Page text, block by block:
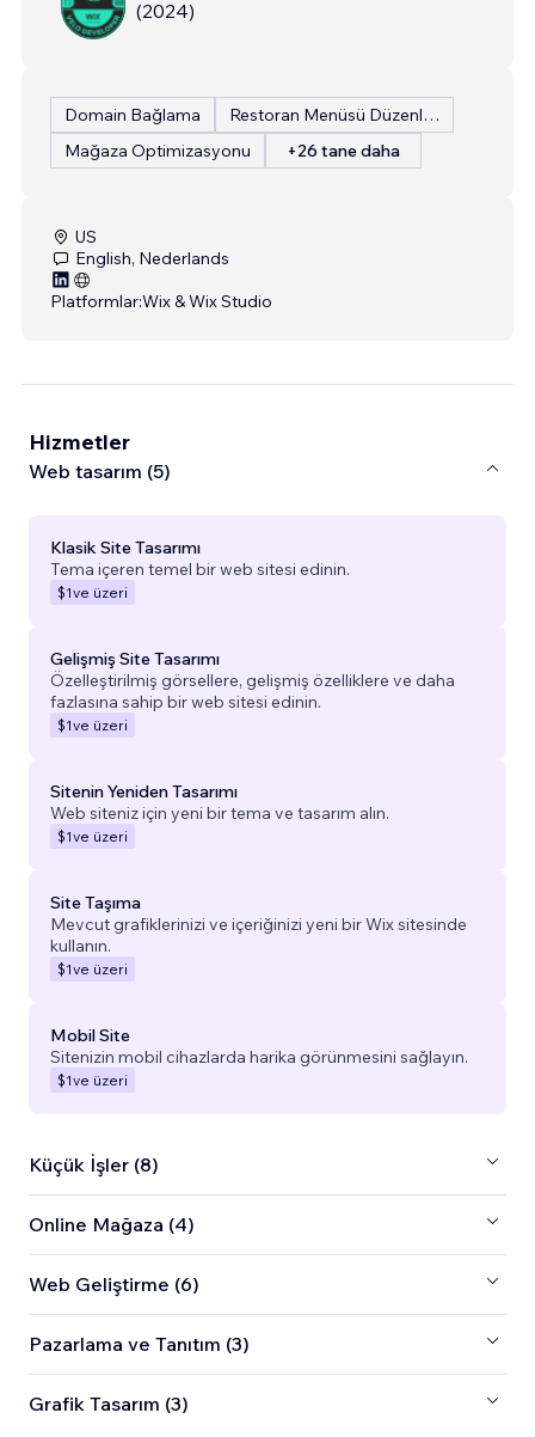
(2024)
Domain Bağlama
Restoran Menüsü Düzenleme
Mağaza Optimizasyonu
+26 tane daha
US
English, Nederlands
Platformlar:Wix & Wix Studio
Hizmetler
Web tasarım (5)
Klasik Site Tasarımı
Tema içeren temel bir web sitesi edinin.
$1ve üzeri
Gelişmiş Site Tasarımı
Özelleştirilmiş görsellere, gelişmiş özelliklere ve daha
fazlasına sahip bir web sitesi edinin.
$1ve üzeri
Sitenin Yeniden Tasarımı
Web siteniz için yeni bir tema ve tasarım alın.
$1ve üzeri
Site Taşıma
Mevcut grafiklerinizi ve içeriğinizi yeni bir Wix sitesinde
kullanın.
$1ve üzeri
Mobil Site
Sitenizin mobil cihazlarda harika görünmesini sağlayın.
$1ve üzeri
Küçük İşler (8)
Online Mağaza (4)
Web Geliştirme (6)
Pazarlama ve Tanıtım (3)
Grafik Tasarım (3)